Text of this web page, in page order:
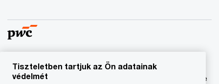
© 2023 - 2026 PwC. Minden jog fenntartva. A „PwC”
kifejezés a PricewaterhouseCoopers Könyvvizsgáló Kft.-re
Tiszteletben tartjuk az Ön adatainak
védelmét